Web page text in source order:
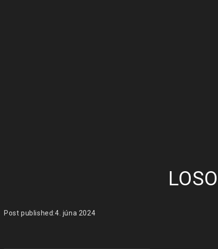
Post published:4. júna 2024